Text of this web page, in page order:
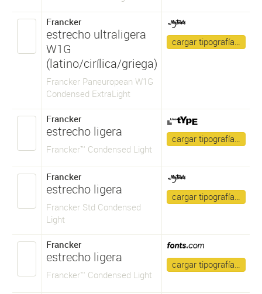
Francker
estrecho ultraligera
W1G
(latino/cirílica/griega)
Francker Paneuropean W1G
Condensed ExtraLight
cargar tipografía…
Francker
estrecho ligera
Francker™ Condensed Light
cargar tipografía…
Francker
estrecho ligera
Francker Std Condensed
Light
cargar tipografía…
Francker
estrecho ligera
Francker™ Condensed Light
cargar tipografía…